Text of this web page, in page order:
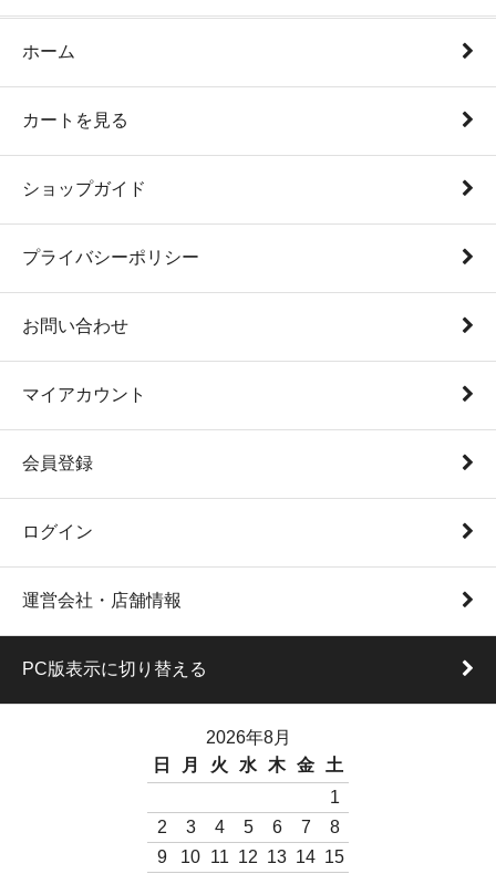
ホーム
カートを見る
ショップガイド
プライバシーポリシー
お問い合わせ
マイアカウント
会員登録
ログイン
運営会社・店舗情報
PC版表示に切り替える
2026年8月
日
月 火 水 木 金
土
1
2
3 4 5 6 7
8
9
10 11 12 13 14 15